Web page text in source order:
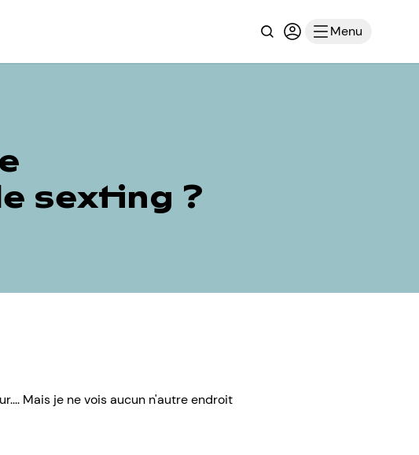
RechercheConnexion ou
Menu
sexting ?
Mais je ne vois aucun n'autre endroit